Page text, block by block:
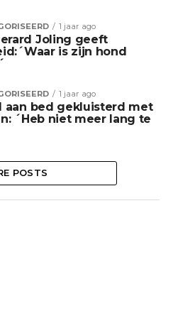
1 jaar ago
Joling geeft
is zijn hond
1 jaar ago
aan bed gekluisterd met
´Heb niet meer lang te
POSTS